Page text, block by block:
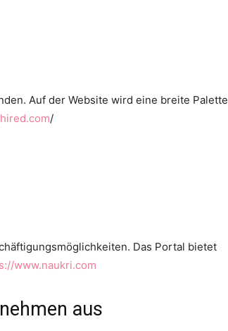
Auf der Website wird eine breite Palette
/
Das Portal bietet
www.naukri.com
aus